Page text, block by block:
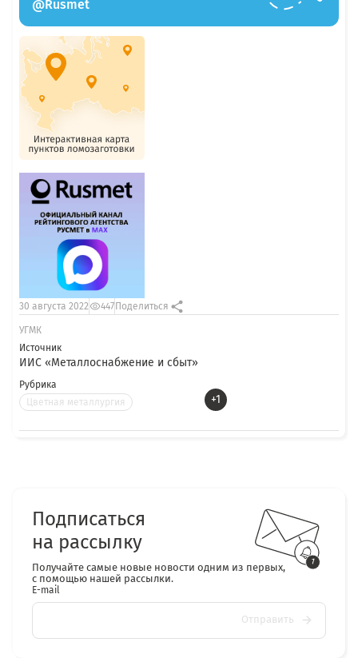
Источник
ИИС «Металлоснабжение и сбыт»
Рубрика
Цветная металлургия
+1
30 августа 2022 447 Поделиться
УГМК
@Rusmet
Подписаться
на рассылку
Получайте самые новые новости одним из первых,
с помощью нашей рассылки.
E-mail
Отправить